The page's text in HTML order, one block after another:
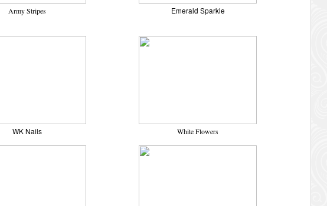
Army Stripes Emerald Sparkle
WK Nails White Flowers